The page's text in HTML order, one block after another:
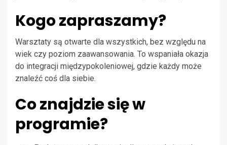
Kogo zapraszamy?
Warsztaty są otwarte dla wszystkich, bez względu na
wiek czy poziom zaawansowania. To wspaniała okazja
do integracji międzypokoleniowej, gdzie każdy może
znaleźć coś dla siebie.
Co znajdzie się w
programie?